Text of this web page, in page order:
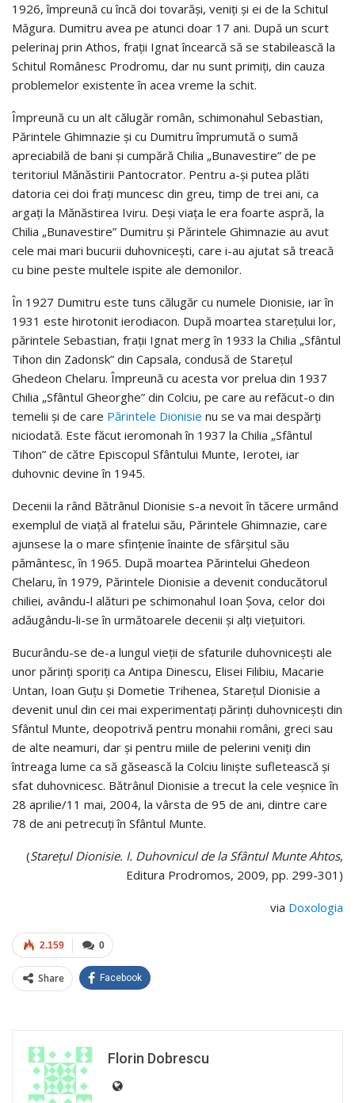
1926, împreună cu încă doi tovarăşi, veniţi şi ei de la Schitul
Măgura. Dumitru avea pe atunci doar 17 ani. După un scurt
pelerinaj prin Athos, fraţii Ignat încearcă să se stabilească la
Schitul Românesc Prodromu, dar nu sunt primiţi, din cauza
problemelor existente în acea vreme la schit.
Împreună cu un alt călugăr român, schimonahul Sebastian,
Părintele Ghimnazie şi cu Dumitru împrumută o sumă
apreciabilă de bani şi cumpără Chilia „Bunavestire” de pe
teritoriul Mănăstirii Pantocrator. Pentru a-şi putea plăti
datoria cei doi fraţi muncesc din greu, timp de trei ani, ca
argaţi la Mănăstirea Iviru. Deşi viaţa le era foarte aspră, la
Chilia „Bunavestire” Dumitru şi Părintele Ghimnazie au avut
cele mai mari bucurii duhovniceşti, care i-au ajutat să treacă
cu bine peste multele ispite ale demonilor.
În 1927 Dumitru este tuns călugăr cu numele Dionisie, iar în
1931 este hirotonit ierodiacon. După moartea stareţului lor,
părintele Sebastian, fraţii Ignat merg în 1933 la Chilia „Sfântul
Tihon din Zadonsk” din Capsala, condusă de Stareţul
Ghedeon Chelaru. Împreună cu acesta vor prelua din 1937
Chilia „Sfântul Gheorghe” din Colciu, pe care au refăcut-o din
temelii şi de care Părintele Dionisie nu se va mai despărţi
niciodată. Este făcut ieromonah în 1937 la Chilia „Sfântul
Tihon” de către Episcopul Sfântului Munte, Ierotei, iar
duhovnic devine în 1945.
Decenii la rând Bătrânul Dionisie s-a nevoit în tăcere urmând
exemplul de viaţă al fratelui său, Părintele Ghimnazie, care
ajunsese la o mare sfinţenie înainte de sfârşitul său
pământesc, în 1965. După moartea Părintelui Ghedeon
Chelaru, în 1979, Părintele Dionisie a devenit conducătorul
chiliei, avându-l alături pe schimonahul Ioan Şova, celor doi
adăugându-li-se în următoarele decenii şi alţi vieţuitori.
Bucurându-se de-a lungul vieţii de sfaturile duhovniceşti ale
unor părinţi sporiţi ca Antipa Dinescu, Elisei Filibiu, Macarie
Untan, Ioan Guţu şi Dometie Trihenea, Stareţul Dionisie a
devenit unul din cei mai experimentaţi părinţi duhovniceşti din
Sfântul Munte, deopotrivă pentru monahii români, greci sau
de alte neamuri, dar şi pentru miile de pelerini veniţi din
întreaga lume ca să găsească la Colciu linişte sufletească şi
sfat duhovnicesc. Bătrânul Dionisie a trecut la cele veşnice în
28 aprilie/11 mai, 2004, la vârsta de 95 de ani, dintre care
78 de ani petrecuţi în Sfântul Munte.
(Stareţul Dionisie. I. Duhovnicul de la Sfântul Munte Ahtos,
Editura Prodromos, 2009, pp. 299-301)
via Doxologia
0
2.159
Share Facebook
Florin Dobrescu